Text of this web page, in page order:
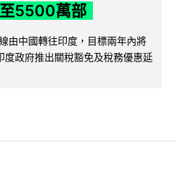
5500萬部
由中國轉往印度，目標兩年內將
度政府推出關稅豁免及稅務優惠延